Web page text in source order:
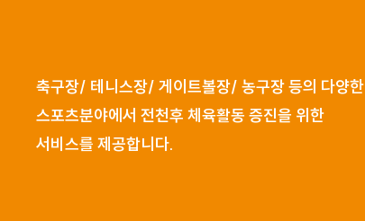
축구장/ 테니스장/ 게이트볼장/ 농구장 등의 다양한
스포츠분야에서 전천후 체육활동 증진을 위한
서비스를 제공합니다.